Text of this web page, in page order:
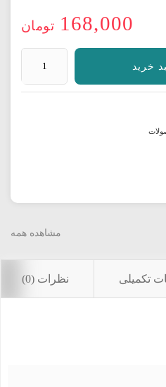
168,000 تومان
دار
خرید
مشاهده همه
تکمیلی نظرات (0)